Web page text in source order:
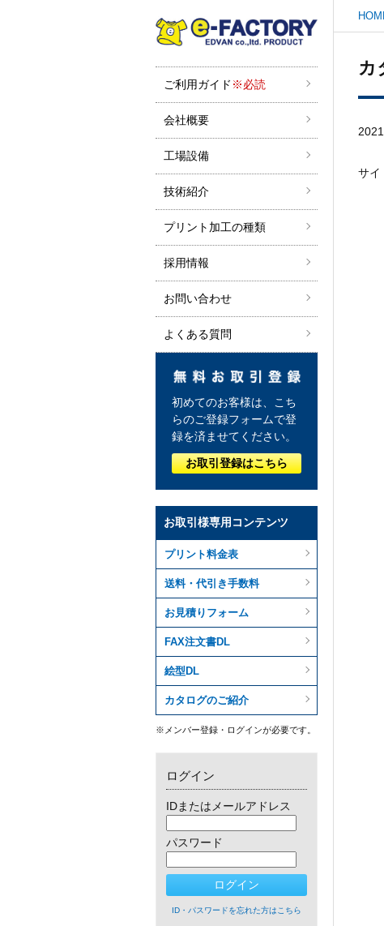
ご利用ガイド ※必読
会社概要
工場設備
技術紹介
プリント加工の種類
採用情報
お問い合わせ
よくある質問
初めてのお客様は、こち
らのご登録フォームで登
録を済ませてください。
お取引登録はこちら
お取引様専用コンテンツ
プリント料金表
送料・代引き手数料
お見積りフォーム
FAX注文書DL
絵型DL
カタログのご紹介
※メンバー登録・ログインが必要です。
ログイン
IDまたはメールアドレス
パスワード
ID・パスワードを忘れた方はこちら
カ
サイ